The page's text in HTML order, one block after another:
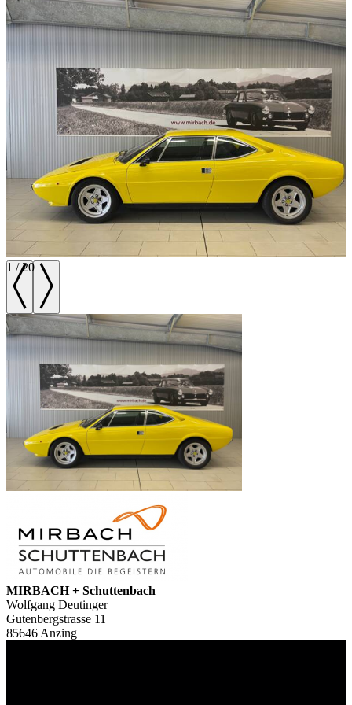
1 /20
MIRBACH + Schuttenbach
Wolfgang Deutinger
Gutenbergstrasse 11
85646 Anzing